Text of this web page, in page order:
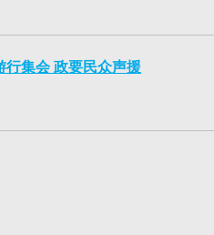
行集会 政要民众声援